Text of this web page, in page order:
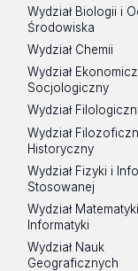
Wydział Biologii i
Środowiska
Wydział Chemii
Wydział
Socjologiczny
Wydział
Wydział
Historyczny
Wydział Fizyki i
Stosowanej
Wydział
Informatyki
Wydział Nauk
Geograficznych